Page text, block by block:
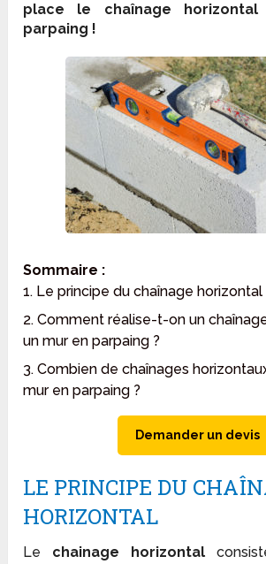
place le chaînage horizontal
parpaing !
Sommaire :
1. Le principe du chaînage horizontal
2. Comment réalise-t-on un
un mur en parpaing ?
3. Combien de chaînages
mur en parpaing ?
Demander un devis
LE PRINCIPE DU
HORIZONTAL
Le chainage horizontal